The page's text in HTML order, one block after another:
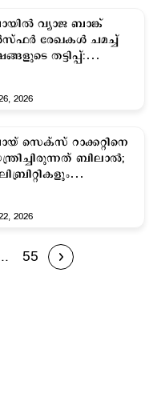
വ്യാജ ബാങ്ക്
രേഖകൾ ചമച്ച്
തട്ടിപ്പ്:
2026
സെക്സ് റാക്കറ്റിനെ
ബിലാല്‍;
2026
55